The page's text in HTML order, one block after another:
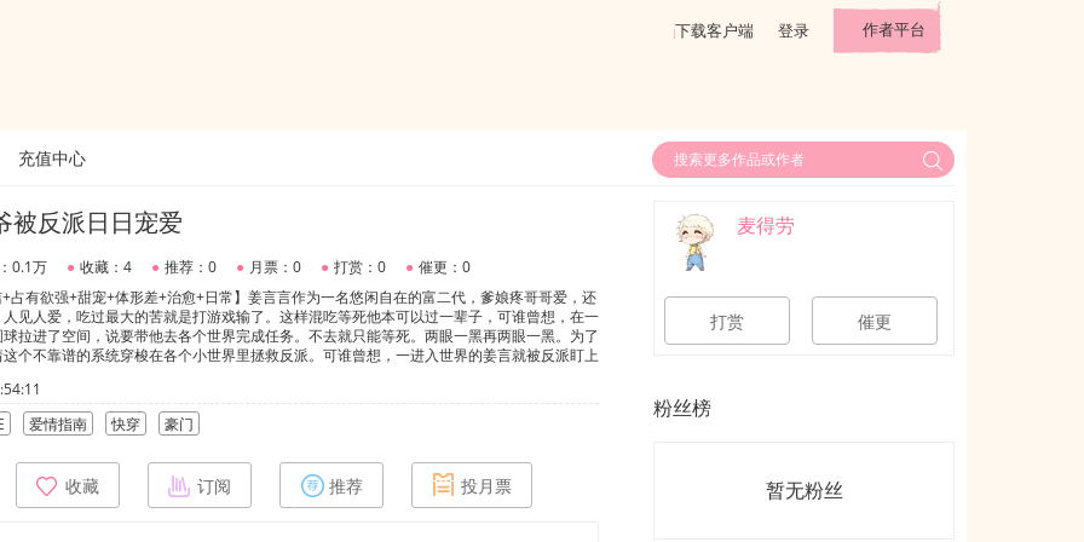
下载客户端 登录 作者平台
充值中心
被反派日日宠爱
0.1万 ● 收藏：4 ● 推荐：0 ● 月票：0 ● 打赏：0 ● 催更：0
占有欲强+甜宠+体形差+治愈+日常】姜言言作为一名悠闲自在的富二代，爹娘疼哥哥爱，还
见人爱，吃过最大的苦就是打游戏输了。这样混吃等死他本可以过一辈子，可谁曾想，在一
拉进了空间，说要带他去各个世界完成任务。不去就只能等死。两眼一黑再两眼一黑。为了
个不靠谱的系统穿梭在各个小世界里拯救反派。可谁曾想，一进入世界的姜言就被反派盯上
真漂亮的小少爷就该被好好保护起来。
爱情指南 快穿 豪门
收藏 订阅 推荐 投月票
麦得劳
打赏 催更
粉丝榜
暂无粉丝